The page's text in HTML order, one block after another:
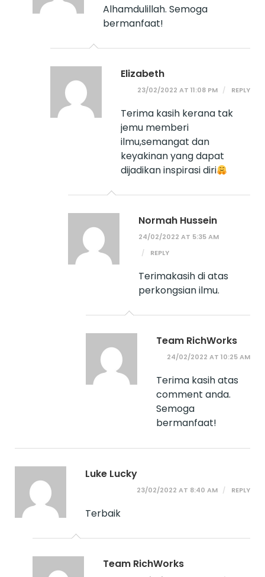
Alhamdulillah. Semoga
bermanfaat!
Elizabeth
23/02/2022 AT 11:08 PM REPLY
Terima kasih kerana tak
jemu memberi
ilmu,semangat dan
keyakinan yang dapat
dijadikan inspirasi diri
Normah Hussein
24/02/2022 AT 5:35 AM
REPLY
Terimakasih di atas
perkongsian ilmu.
Team RichWorks
24/02/2022 AT 10:25 AM
Terima kasih atas
comment anda.
Semoga
bermanfaat!
Luke Lucky
23/02/2022 AT 8:40 AM REPLY
Terbaik
Team RichWorks